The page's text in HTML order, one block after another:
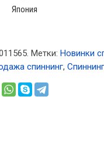
Япония
. Метки: Новинки
спиннинг, Спиннинг